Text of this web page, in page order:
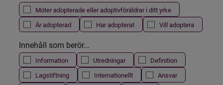
Möter adopterade eller adoptivföräldrar i ditt yrke
Är adopterad
Har adopterat Vill adoptera
Innehåll som berör...
Information Utredningar
Definition
Lagstiftning
Internationellt
Ansvar